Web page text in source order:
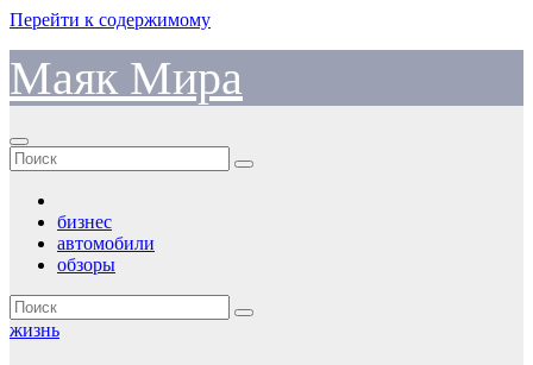
Перейти к содержимому
Маяк Мира
бизнес
автомобили
обзоры
жизнь